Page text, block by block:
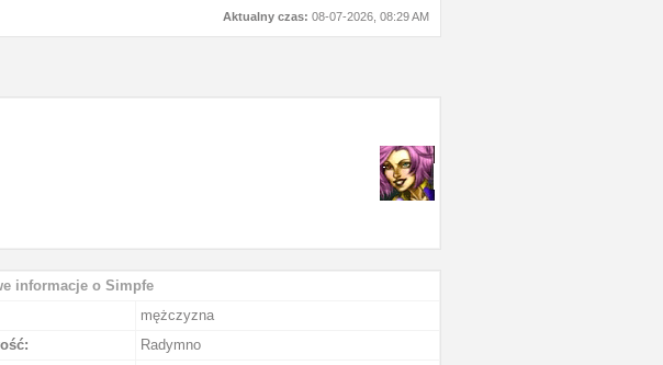
Aktualny czas: 08-07-2026, 08:29 AM
informacje o Simpfe
mężczyzna
Radymno